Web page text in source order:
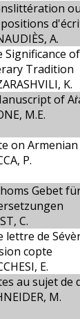
A.
Significance
Tradition
K.
of
M.E.
on
P.
Gebet
C.
lettre de
copte
E.
au sujet de
M.